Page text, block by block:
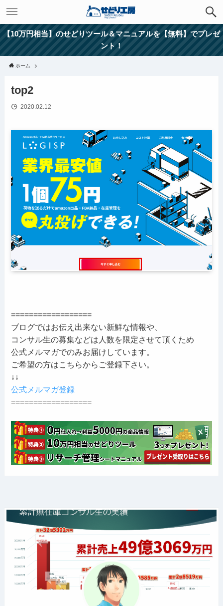
【10万円相当】のせどりツール＆マニュアルを【無料】でプレゼ
ント！
ホーム
top2
2020.02.12
==================
ブログではお伝え出来ない新鮮な情報や、
コンサル生の募集などは人数を限定させて頂くため
公式メルマガでのみお届けしています。
ご希望の方はこちらからご登録下さい。
↓↓
公式メルマガ登録
==================